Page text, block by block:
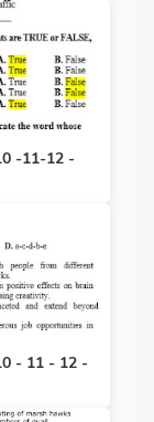
-11-12 -
- 11 - 12 -